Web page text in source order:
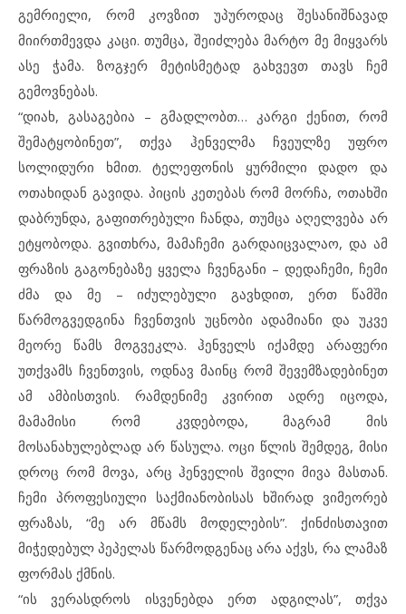
გემრიელი, რომ კოვზით უპუროდაც შესანიშნავად
მიირთმევდა კაცი. თუმცა, შეიძლება მარტო მე მიყვარს
ასე ჭამა. ზოგჯერ მეტისმეტად გახვევთ თავს ჩემ
გემოვნებას.
“დიახ, გასაგებია – გმადლობთ… კარგი ქენით, რომ
შემატყობინეთ”, თქვა ჰენველმა ჩვეულზე უფრო
სოლიდური ხმით. ტელეფონის ყურმილი დადო და
ოთახიდან გავიდა. პიცის კეთებას რომ მორჩა, ოთახში
დაბრუნდა, გაფითრებული ჩანდა, თუმცა აღელვება არ
ეტყობოდა. გვითხრა, მამაჩემი გარდაიცვალაო, და ამ
ფრაზის გაგონებაზე ყველა ჩვენგანი – დედაჩემი, ჩემი
ძმა და მე – იძულებული გავხდით, ერთ წამში
წარმოგვედგინა ჩვენთვის უცნობი ადამიანი და უკვე
მეორე წამს მოგვეკლა. ჰენველს იქამდე არაფერი
უთქვამს ჩვენთვის, ოდნავ მაინც რომ შევემზადებინეთ
ამ ამბისთვის. რამდენიმე კვირით ადრე იცოდა,
მამამისი რომ კვდებოდა, მაგრამ მის
მოსანახულებლად არ წასულა. ოცი წლის შემდეგ, მისი
დროც რომ მოვა, არც ჰენველის შვილი მივა მასთან.
ჩემი პროფესიული საქმიანობისას ხშირად ვიმეორებ
ფრაზას, “მე არ მწამს მოდელების”. ქინძისთავით
მიჭედებულ პეპელას წარმოდგენაც არა აქვს, რა ლამაზ
ფორმას ქმნის.
“ის ვერასდროს ისვენებდა ერთ ადგილას”, თქვა